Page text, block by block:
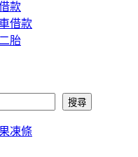
款
借款
胎
搜尋
凍條